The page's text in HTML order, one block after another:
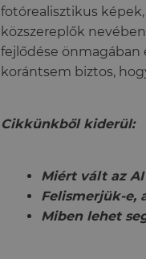
fotórealisztikus
közszereplők
fejlődése önmagában
korántsem biztos,
Cikkünkből kiderül:
Miért vált az
Felismerjük-e,
Miben lehet